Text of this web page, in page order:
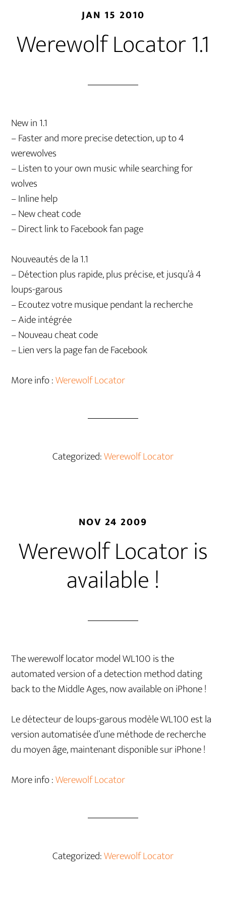
JAN 15 2010
Werewolf Locator 1.1
New in 1.1
– Faster and more precise detection, up to 4
werewolves
– Listen to your own music while searching for
wolves
– Inline help
– New cheat code
– Direct link to Facebook fan page
Nouveautés de la 1.1
– Détection plus rapide, plus précise, et jusqu’à 4
loups-garous
– Ecoutez votre musique pendant la recherche
– Aide intégrée
– Nouveau cheat code
– Lien vers la page fan de Facebook
More info :Werewolf Locator
Categorized:Werewolf Locator
NOV 24 2009
Werewolf Locator is
available !
The werewolf locator model WL100 is the
automated version of a detection method dating
back to the Middle Ages, now available on iPhone !
Le détecteur de loups-garous modèle WL100 est la
version automatisée d’une méthode de recherche
du moyen âge, maintenant disponible sur iPhone !
More info :Werewolf Locator
Categorized:Werewolf Locator